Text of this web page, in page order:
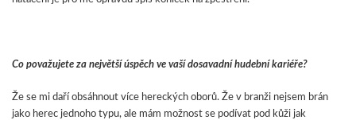
Co považujete za největší úspěch ve vaší dosavadní hudební kariéře?
Že se mi daří obsáhnout více hereckých oborů. Že v branži nejsem brán
jako herec jednoho typu, ale mám možnost se podívat pod kůži jak